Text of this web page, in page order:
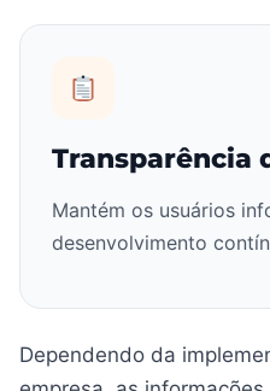
Transparência
Mantém os usuários
desenvolvimento
Dependendo da